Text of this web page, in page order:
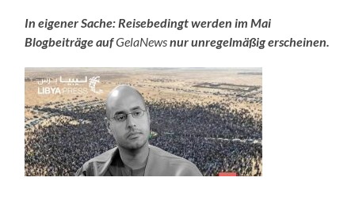
In eigener Sache: Reisebedingt werden im Mai
Blogbeiträge aufGelaNewsnur unregelmäßig erscheinen.